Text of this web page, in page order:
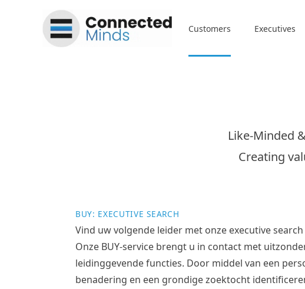
Connected Minds
Customers Executives
Like-Minded
Creating
BUY: EXECUTIVE SEARCH
Vind uw volgende leider met onze executive search
Onze BUY-service brengt u in contact met
leidinggevende functies. Door middel van een
benadering en een grondige zoektocht